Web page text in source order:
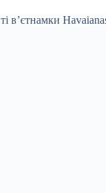
вʼєтнамки